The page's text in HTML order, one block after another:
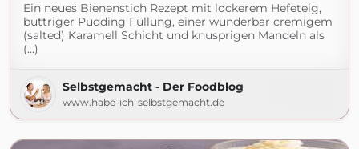
Ein neues Bienenstich Rezept mit lockerem Hefeteig,
buttriger Pudding Füllung, einer wunderbar cremigem
(salted) Karamell Schicht und knusprigen Mandeln als
(...)
Selbstgemacht - Der Foodblog
www.habe-ich-selbstgemacht.de